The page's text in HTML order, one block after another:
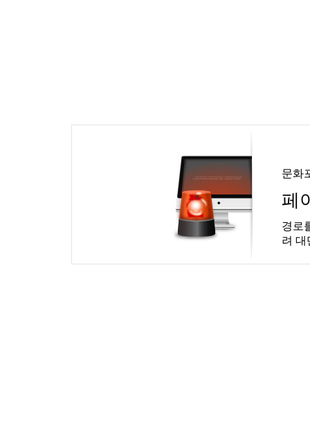
문화
페
경로
려 대